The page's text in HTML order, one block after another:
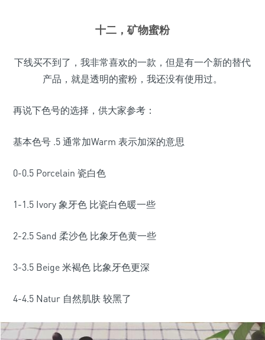
十二，矿物蜜粉
下线买不到了，我非常喜欢的一款，但是有一个新的替代
产品，就是透明的蜜粉，我还没有使用过。
再说下色号的选择，供大家参考：
基本色号 .5 通常加Warm 表示加深的意思
0-0.5 Porcelain 瓷白色
1-1.5 Ivory 象牙色 比瓷白色暖一些
2-2.5 Sand 柔沙色 比象牙色黄一些
3-3.5 Beige 米褐色 比象牙色更深
4-4.5 Natur 自然肌肤 较黑了